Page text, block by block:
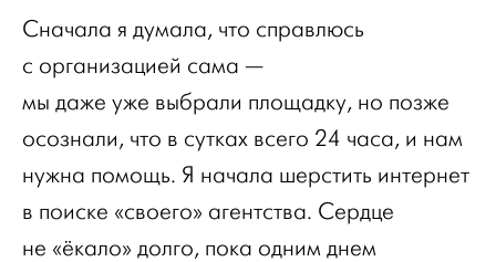
Сначала я думала, что справлюсь
с организацией сама —
мы даже уже выбрали площадку, но позже
осознали, что в сутках всего 24 часа, и нам
нужна помощь. Я начала шерстить интернет
в поиске «своего» агентства. Сердце
не «ёкало» долго, пока одним днем